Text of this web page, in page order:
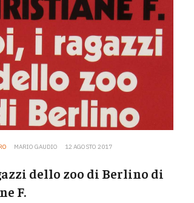
MARIO GAUDIO 12 AGOSTO 2017
dello zoo di Berlino di
F.